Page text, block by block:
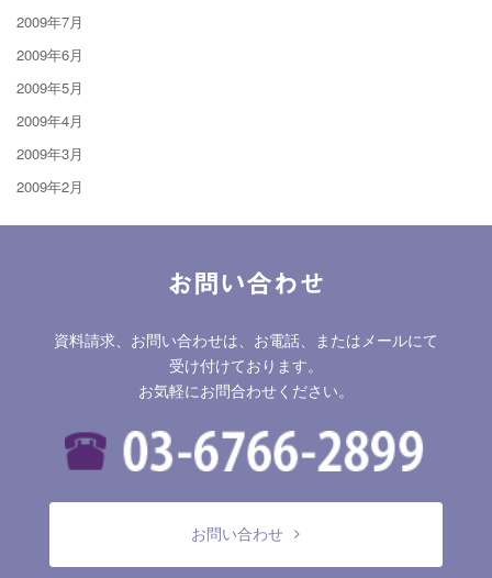
2009年7月
2009年6月
2009年5月
2009年4月
2009年3月
2009年2月
お問い合わせ
資料請求、お問い合わせは、お電話、またはメールにて
受け付けております。
お気軽にお問合わせください。
お問い合わせ